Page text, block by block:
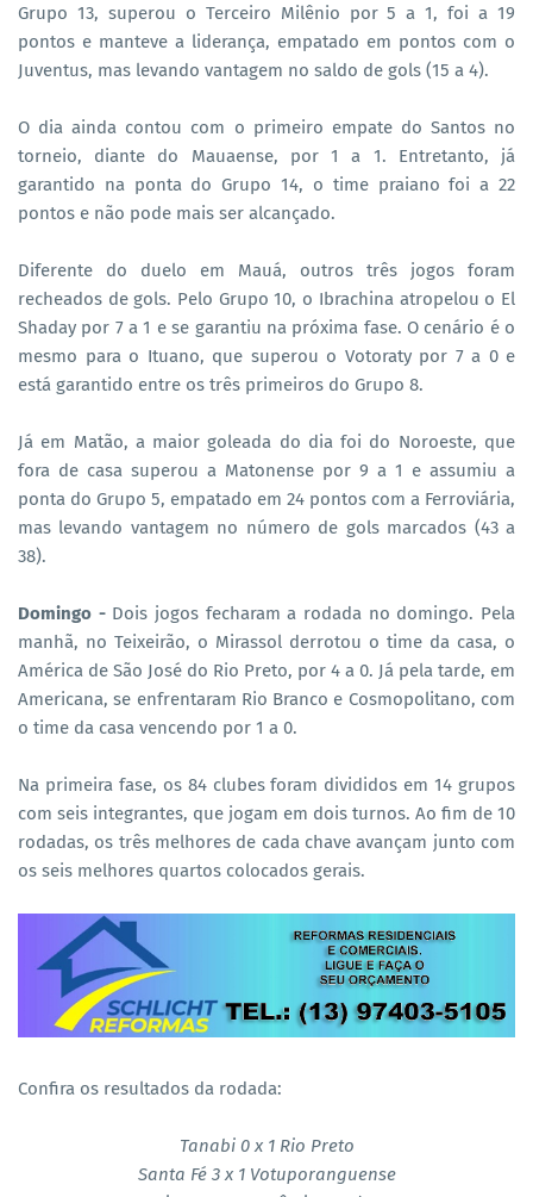
Grupo 13, superou o Terceiro Milênio por 5 a 1, foi a 19
pontos e manteve a liderança, empatado em pontos com o
Juventus, mas levando vantagem no saldo de gols (15 a 4).
O dia ainda contou com o primeiro empate do Santos no
torneio, diante do Mauaense, por 1 a 1. Entretanto, já
garantido na ponta do Grupo 14, o time praiano foi a 22
pontos e não pode mais ser alcançado.
Diferente do duelo em Mauá, outros três jogos foram
recheados de gols. Pelo Grupo 10, o Ibrachina atropelou o El
Shaday por 7 a 1 e se garantiu na próxima fase. O cenário é o
mesmo para o Ituano, que superou o Votoraty por 7 a 0 e
está garantido entre os três primeiros do Grupo 8.
Já em Matão, a maior goleada do dia foi do Noroeste, que
fora de casa superou a Matonense por 9 a 1 e assumiu a
ponta do Grupo 5, empatado em 24 pontos com a Ferroviária,
mas levando vantagem no número de gols marcados (43 a
38).
Domingo - Dois jogos fecharam a rodada no domingo. Pela
manhã, no Teixeirão, o Mirassol derrotou o time da casa, o
América de São José do Rio Preto, por 4 a 0. Já pela tarde, em
Americana, se enfrentaram Rio Branco e Cosmopolitano, com
o time da casa vencendo por 1 a 0.
Na primeira fase, os 84 clubes foram divididos em 14 grupos
com seis integrantes, que jogam em dois turnos. Ao fim de 10
rodadas, os três melhores de cada chave avançam junto com
os seis melhores quartos colocados gerais.
Confira os resultados da rodada:
Tanabi 0 x 1 Rio Preto
Santa Fé 3 x 1 Votuporanguense